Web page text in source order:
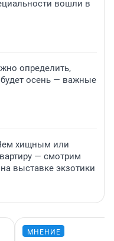
вошли в
определить,
осень — важные
хищным или
— смотрим
выставке экзотики
МНЕНИЕ